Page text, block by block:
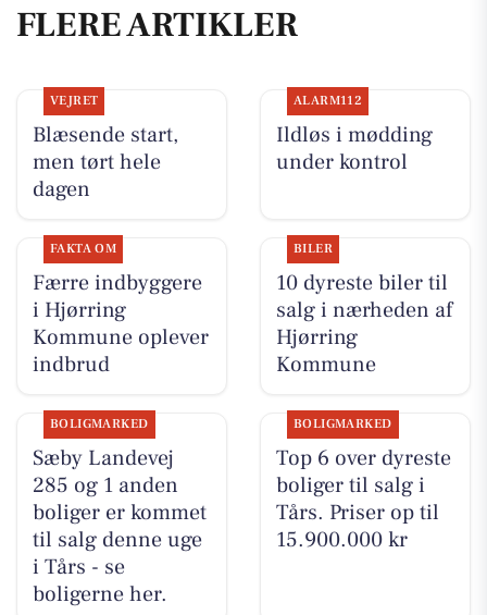
FLERE ARTIKLER
VEJRET
Blæsende start,
men tørt hele
dagen
ALARM112
Ildløs i mødding
under kontrol
FAKTA OM
Færre indbyggere
i Hjørring
Kommune oplever
indbrud
BILER
10 dyreste biler til
salg i nærheden af
Hjørring
Kommune
BOLIGMARKED
Sæby Landevej
285 og 1 anden
boliger er kommet
til salg denne uge
i Tårs - se
boligerne her.
BOLIGMARKED
Top 6 over dyreste
boliger til salg i
Tårs. Priser op til
15.900.000 kr